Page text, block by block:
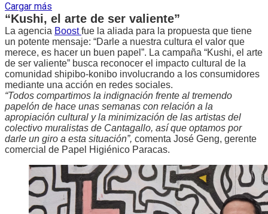
Cargar más
“Kushi, el arte de ser valiente”
La agencia Boostfue la aliada para la propuesta que tiene
un potente mensaje: “Darle a nuestra cultura el valor que
merece, es hacer un buen papel”. La campaña “Kushi, el arte
de ser valiente” busca reconocer el impacto cultural de la
comunidad shipibo-konibo involucrando a los consumidores
mediante una acción en redes sociales.
“Todos compartimos la indignación frente al tremendo
papelón de hace unas semanas con relación a la
apropiación cultural y la minimización de las artistas del
colectivo muralistas de Cantagallo, así que optamos por
darle un giro a esta situación”, comenta José Geng, gerente
comercial de Papel Higiénico Paracas.